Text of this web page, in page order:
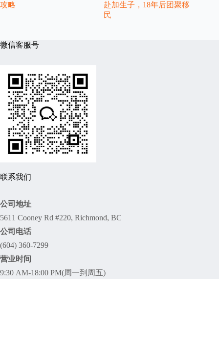
攻略
赴加生子，18年后团聚移
民
微信客服号
联系我们
公司地址
5611 Cooney Rd #220, Richmond, BC
公司电话
(604) 360-7299
营业时间
9:30 AM-18:00 PM(周一到周五)